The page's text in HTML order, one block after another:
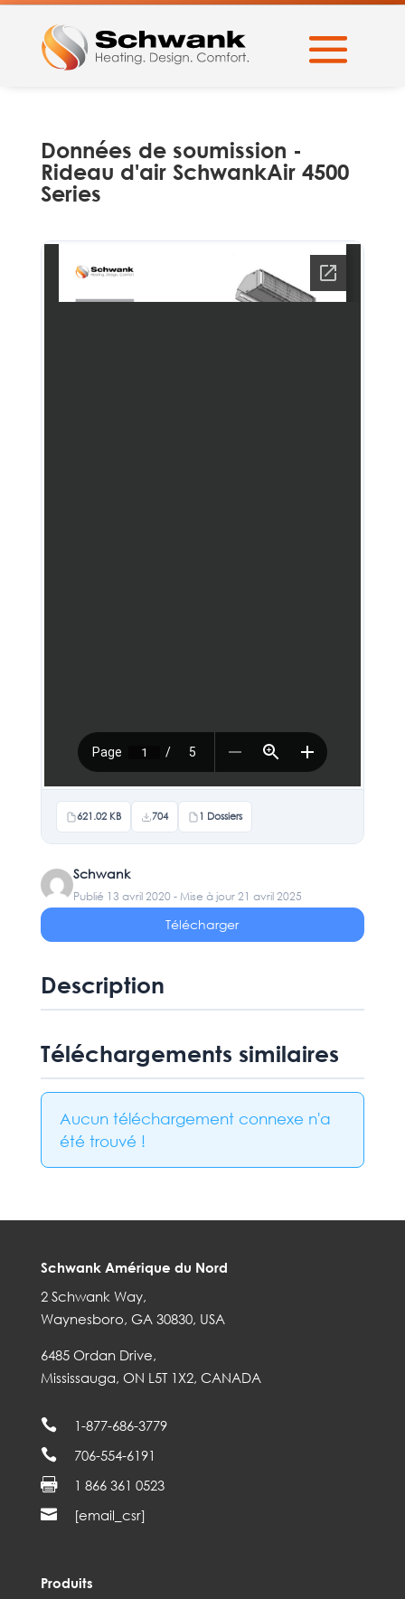
Données de soumission -
Rideau d'air SchwankAir 4500
Series
621.02 KB 704 1 Dossiers
Schwank
Publié 13 avril 2020 - Mise à jour 21 avril 2025
Télécharger
Description
Téléchargements similaires
Aucun téléchargement connexe n'a
été trouvé !
Schwank Amérique du Nord
2 Schwank Way,
Waynesboro, GA 30830, USA
6485 Ordan Drive,
Mississauga, ON L5T 1X2, CANADA
 1-877-686-3779
 706-554-6191
 1 866 361 0523
 [email_csr]
Produits